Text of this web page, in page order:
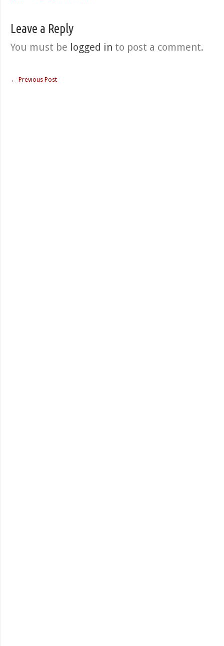
Leave a Reply
You must be logged in to post a comment.
← Previous Post